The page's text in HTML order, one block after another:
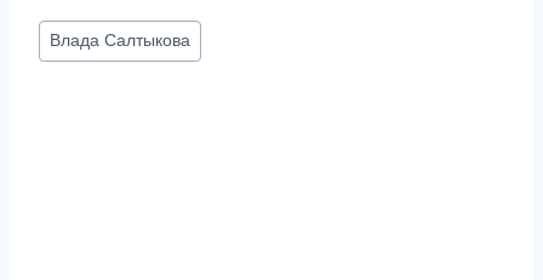
Метки
записи:
Влада Салтыкова